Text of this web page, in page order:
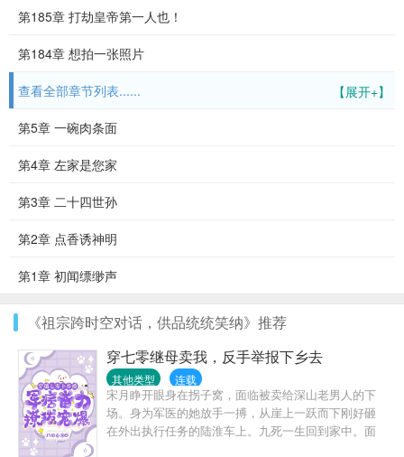
第185章 打劫皇帝第一人也！
第184章 想拍一张照片
【展开+】
查看全部章节列表......
第5章 一碗肉条面
第4章 左家是您家
第3章 二十四世孙
第2章 点香诱神明
第1章 初闻缥缈声
《祖宗跨时空对话，供品统统笑纳》推荐
穿七零继母卖我，反手举报下乡去
其他类型 连载
宋月睁开眼身在拐子窝，面临被卖给深山老男人的下
场。身为军医的她放手一搏，从崖上一跃而下刚好砸
在外出执行任务的陆淮车上。九死一生回到家中。面